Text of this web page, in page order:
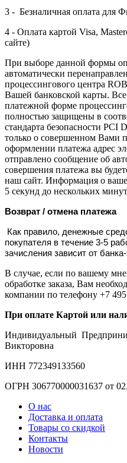
3 - Безналичная оплата для
4 - Оплата картой Visa,
сайте)
При выборе данной формы
автоматически
процессингового центра
Вашей банковской карты.
платежной форме
полностью защищены в
стандарта безопасности
только о совершенном Вами
оформлении платежа адрес
отправлено сообщение об
совершения платежа вы
наш сайт. Информация о
5 секунд до нескольких
Возврат / отмена платежа
Как правило, денежные
покупателя в течение 3-5
зачисления зависит от
В случае, если по вашему
обработке заказа, Вам
компании по телефону +7
При оплате Картой или
Индивидуальный
Викторовна
ИНН 772349133560
ОГРН 306770000031637 от
О нас
Доставка и оплата
Товары со скидкой
Контакты
Новости